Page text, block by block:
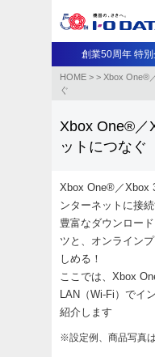
創業50周年 特
HOME > > Xbox One®
ぐ
Xbox One®／
ットにつなぐ
Xbox One®／Xbox
ンターネットに接続
豊富なダウンロー
ツと、オンライン
しめる！
ここでは、Xbox
LAN（Wi-Fi）でイ
紹介します
※設定例、商品写真